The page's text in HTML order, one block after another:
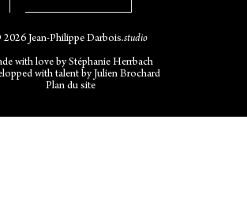
Jean-Philippe Darbois.studio
with love byStéphanie Herrbach
with talent by Julien Brochard
Plan du site